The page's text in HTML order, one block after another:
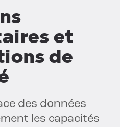
et
de
des données
les capacités